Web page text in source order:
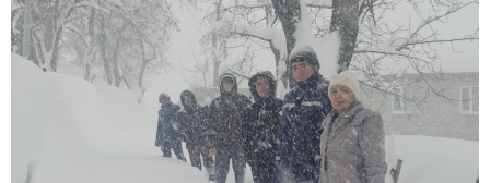
უკეთესი ცხოვრებისათვის" FIFA-ს 2026 წლის
მსოფლიო ჩემპიონატზე™